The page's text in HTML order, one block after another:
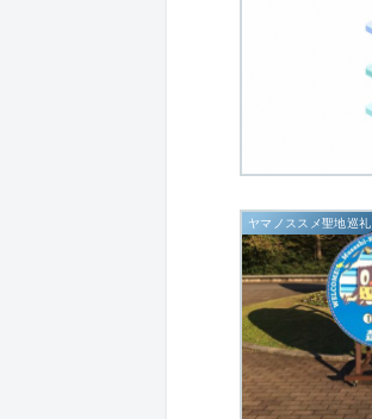
ヤマノススメ聖地巡礼